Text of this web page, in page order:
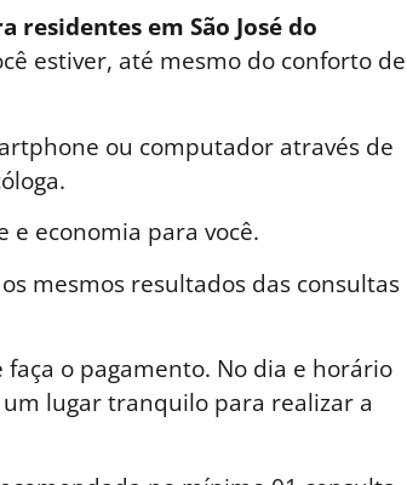
residentes em São José do
estiver, até mesmo do conforto de
ou computador através de
economia para você.
mesmos resultados das consultas
o pagamento. No dia e horário
lugar tranquilo para realizar a